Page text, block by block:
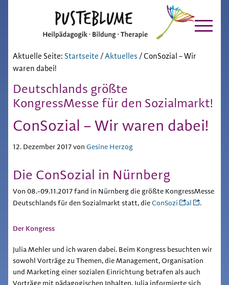
Hauptnavigation
content
Pusteblume
Chiemgau
Aktuelle Seite: Startseite /Aktuelles /ConSozial – Wir
waren dabei!
ConSozial – Wir waren dabei!
Deutschlands größte
KongressMesse für den Sozialmarkt!
12. Dezember 2017von Gesine Herzog
Die ConSozial in Nürnberg
Von 08.-09.11.2017 fand in Nürnberg die größte KongressMesse
Deutschlands für den Sozialmarkt statt, dieConSozi al .
Der Kongress
Julia Mehler und ich waren dabei. Beim Kongress besuchten wir
sowohl Vorträge zu Themen, die Management, Organisation
und Marketing einer sozialen Einrichtung betrafen als auch